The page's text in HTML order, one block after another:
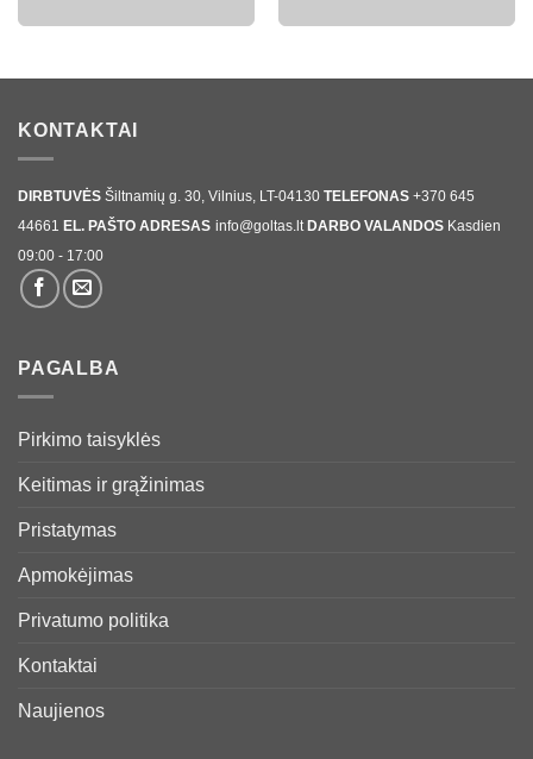
KONTAKTAI
DIRBTUVĖS Šiltnamių g. 30, Vilnius, LT-04130 TELEFONAS +370 645
44661 EL. PAŠTO ADRESAS info@goltas.lt DARBO VALANDOS Kasdien
09:00 - 17:00
PAGALBA
Pirkimo taisyklės
Keitimas ir grąžinimas
Pristatymas
Apmokėjimas
Privatumo politika
Kontaktai
Naujienos